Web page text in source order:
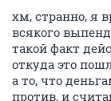
хм, странно, я
всякого
такой факт
откуда это
а то, что
против, и